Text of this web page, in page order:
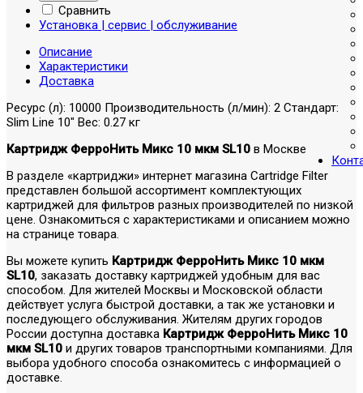
Сравнить
Установка | сервис | обслуживание
Описание
Характеристики
Доставка
Ресурс (л): 10000 Производительность (л/мин): 2 Стандарт:
Slim Line 10" Вес: 0.27 кг
Картридж ФерроНить Микс 10 мкм SL10 в Москве
В разделе «картриджи» интернет магазина Cartridge Filter
представлен большой ассортимент комплектующих
картриджей для фильтров разных производителей по низкой
цене. Ознакомиться с характеристиками и описанием можно
на странице товара.
Вы можете купить Картридж ФерроНить Микс 10 мкм
SL10, заказать доставку картриджей удобным для вас
способом. Для жителей Москвы и Московской области
действует услуга быстрой доставки, а так же установки и
последующего обслуживания. Жителям других городов
России доступна доставка Картридж ФерроНить Микс 10
мкм SL10 и других товаров транспортными компаниями. Для
выбора удобного способа ознакомитесь с информацией о
доставке.